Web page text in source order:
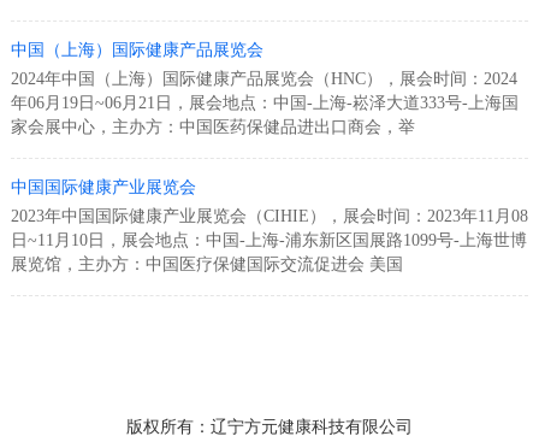
中国（上海）国际健康产品展览会
2024年中国（上海）国际健康产品展览会（HNC），展会时间：2024
年06月19日~06月21日，展会地点：中国-上海-崧泽大道333号-上海国
家会展中心，主办方：中国医药保健品进出口商会，举
中国国际健康产业展览会
2023年中国国际健康产业展览会（CIHIE），展会时间：2023年11月08
日~11月10日，展会地点：中国-上海-浦东新区国展路1099号-上海世博
展览馆，主办方：中国医疗保健国际交流促进会 美国
版权所有：辽宁方元健康科技有限公司